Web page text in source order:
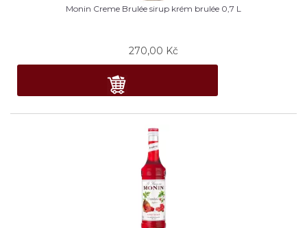
Monin Creme Brulée sirup krém brulée 0,7 L
270,00 Kč